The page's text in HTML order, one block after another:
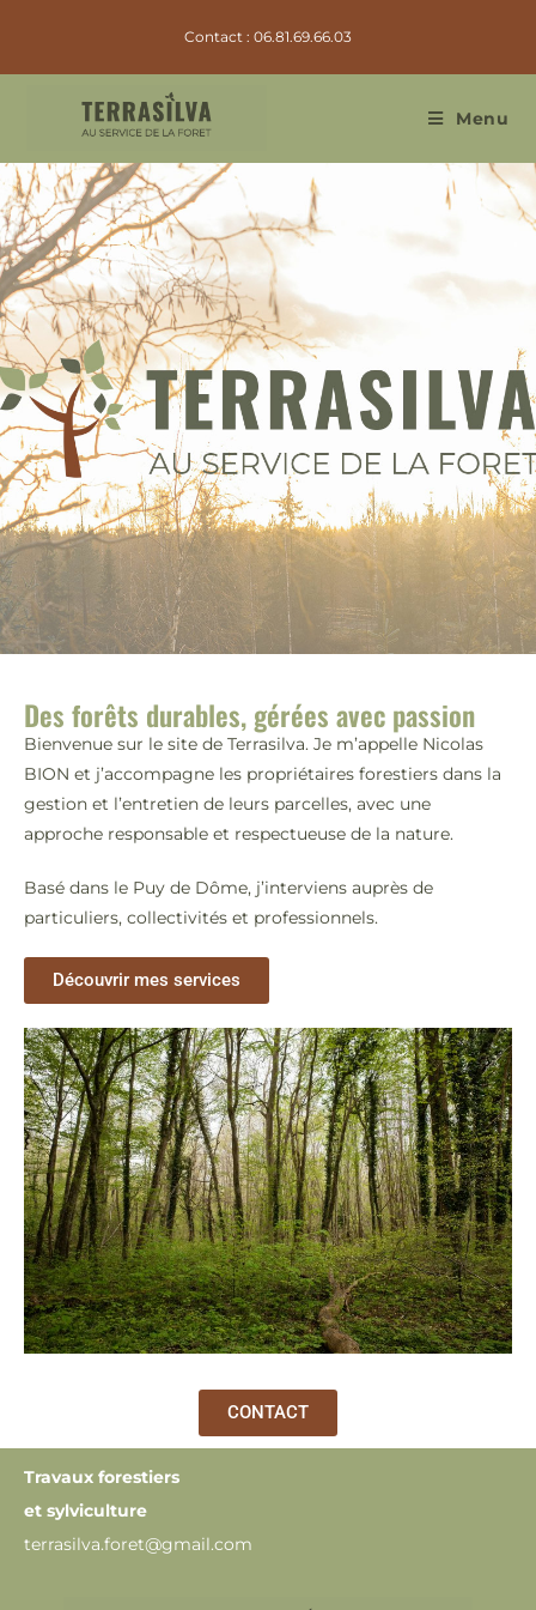
Contact : 06.81.69.66.03
Menu
Des forêts durables, gérées avec passion
Bienvenue sur le site de Terrasilva. Je m’appelle Nicolas
BION et j’accompagne les propriétaires forestiers dans la
gestion et l’entretien de leurs parcelles, avec une
approche responsable et respectueuse de la nature.
Basé dans le Puy de Dôme, j’interviens auprès de
particuliers, collectivités et professionnels.
Découvrir mes services
CONTACT
Travaux forestiers
et sylviculture
terrasilva.foret@gmail.com